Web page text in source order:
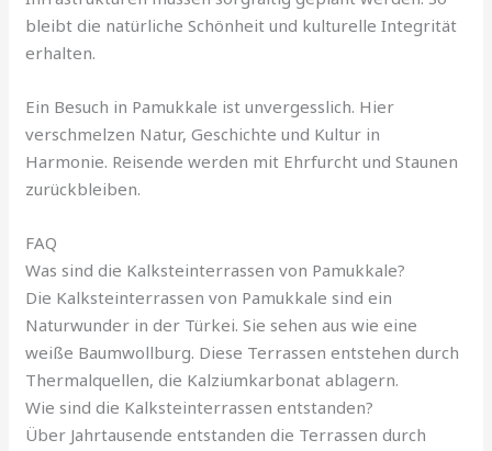
bleibt die natürliche Schönheit und kulturelle Integrität
erhalten.
Ein Besuch in Pamukkale ist unvergesslich. Hier
verschmelzen Natur, Geschichte und Kultur in
Harmonie. Reisende werden mit Ehrfurcht und Staunen
zurückbleiben.
FAQ
Was sind die Kalksteinterrassen von Pamukkale?
Die Kalksteinterrassen von Pamukkale sind ein
Naturwunder in der Türkei. Sie sehen aus wie eine
weiße Baumwollburg. Diese Terrassen entstehen durch
Thermalquellen, die Kalziumkarbonat ablagern.
Wie sind die Kalksteinterrassen entstanden?
Über Jahrtausende entstanden die Terrassen durch